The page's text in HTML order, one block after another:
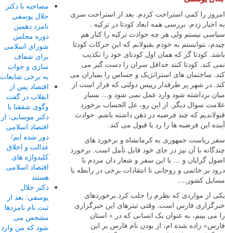
را کمی استراحت کردم. بعد از استراحت سری
زدم. بررسی همه ابعاد کودتا در ترکیه .
نیستم ولی هر چه حوادث ترکیه را کنار هم
نتوانستم به خودم بقبولانم که این حرکات کودتا
کودتا گر که همان اول کودتای خود را تکذیب
کند. کودتا کنند حداقل سران را دست گیر می
ساختمان های استراتژیک و حساس را بمباران می
در شهر پر طرفدار رییس دولتی که قرار است از
برداشته شود وارد عمل نمی شود و… بسیار
سوال دیگر. از این رو، عل الحساب برخورد
که چند فرضیه در ذهن داشته باشم. حوادث
این فرضیه ها را رد یا قبول می کند.
ریاست جمهوری به کرمانشاه و برخورد های
با آن نیز در جای خود قابل تأمل است. برخورد
گرایان و … با این سفر و شعار دان مردم با
بر خاتمی و روحانی تا انتقادات برخی در رابطه با
کشور….
از مواردی که نظرم را جلب کرد.برخوردهای
فارس است. وقتی تیترهای این خبرگزاری
بینم، به عنوان یک انسانی که در « استان
زاده شده ام، از بودن نام فارس بر این
مصاحبه با دکتر
جلال یوسفی
نامزد دهمین
دوره مجلس
شورای اسلامی
برای شفاف
سازی و جواب
به برخی شایعات
اقتصاد پس از
انقلاب در گفت
وگوی شفقنا با
دکتر موسایی: از
اقتصاد اسلامی
دور شده ایم/
عدالت و اخلاق
کلیدواژه های
اقتصاد اسلامی
هستند
دکتر جلال
یوسفی: بعد از
ثبت نام نامزدها
مشخص می
شود که من وارد